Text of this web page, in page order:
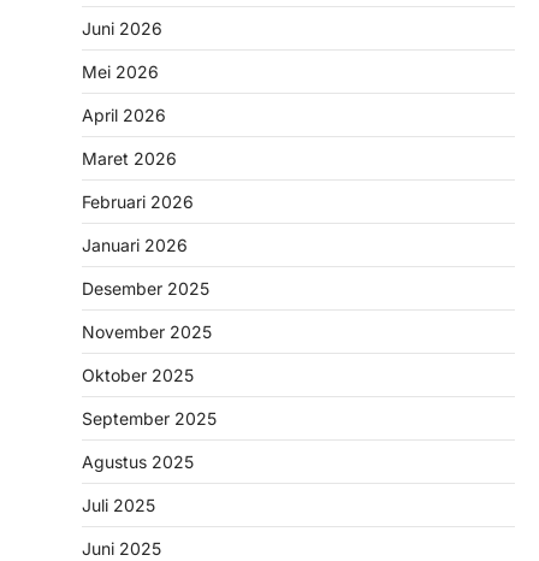
Juni 2026
Mei 2026
April 2026
Maret 2026
Februari 2026
Januari 2026
Desember 2025
November 2025
Oktober 2025
September 2025
Agustus 2025
Juli 2025
Juni 2025